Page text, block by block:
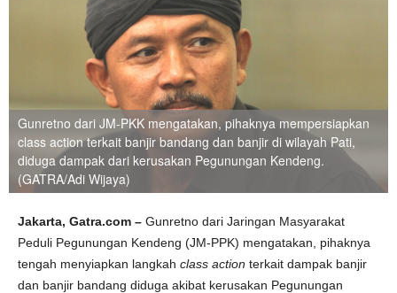
Gunretno dari JM-PKK mengatakan, pihaknya mempersiapkan
class action terkait banjir bandang dan banjir di wilayah Pati,
diduga dampak dari kerusakan Pegunungan Kendeng.
(GATRA/Adi Wijaya)
Jakarta, Gatra.com – Gunretno dari Jaringan Masyarakat
Peduli Pegunungan Kendeng (JM-PPK) mengatakan, pihaknya
tengah menyiapkan langkah class action terkait dampak banjir
dan banjir bandang diduga akibat kerusakan Pegunungan